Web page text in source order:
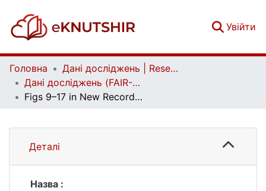
Увійти
Головна
Дані досліджень | Research data
Дані досліджень (FAIR-дані) | Research data (FAIR data)
Figs 9–17 in New Records Of Bradysia Species (Diptera, Sciaridae) From Ukraine
Деталі
Назва :